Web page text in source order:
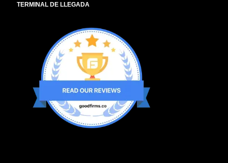
TERMINAL DE LLEGADA